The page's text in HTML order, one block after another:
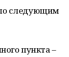
следующим
пункта –